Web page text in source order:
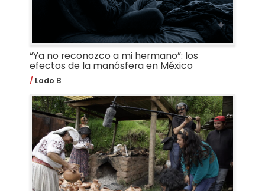
“Ya no reconozco a mi hermano”: los
efectos de la manósfera en México
Lado B